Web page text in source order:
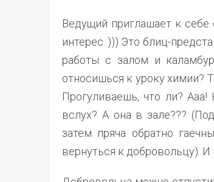
Ведущий приглашает к себе
интерес. ))) Это блиц-
работы с залом и
относишься к уроку химии?
Прогуливаешь, что ли?
вслух? А она в зале???
затем пряча обратно
вернуться к добровольцу). И